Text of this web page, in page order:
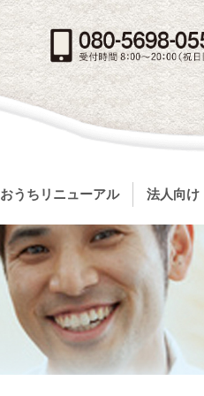
おうちリニューアル 法人向け